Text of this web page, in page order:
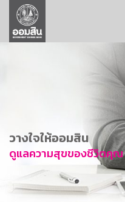
ลูกค้าธุรกิจ
ลูกค้าผู้ประกอบรายย่อย
การพัฒนาที่ยั่งยืน
ข่าวสาร
บริการทางการเงิน
อื่นๆ
วางใจให้ออมสิน
ดูแลความสุขของชีวิตคุณ